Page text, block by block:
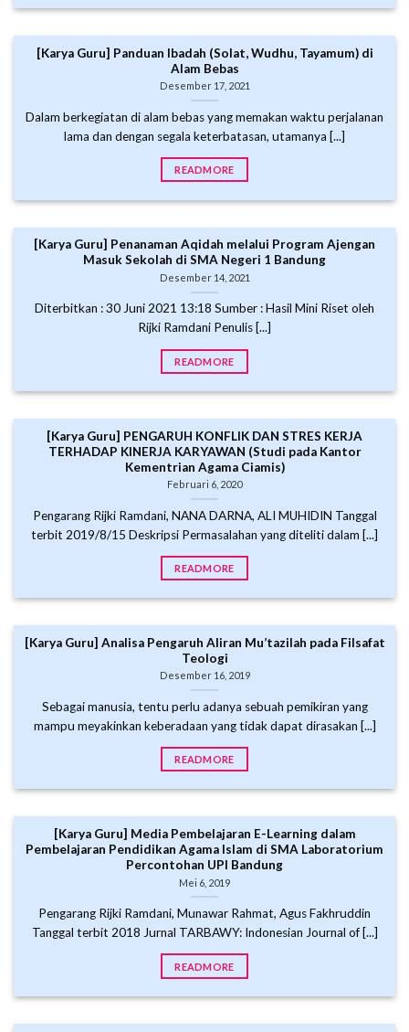
[Karya Guru] Panduan Ibadah (Solat, Wudhu, Tayamum) di
Alam Bebas
Desember 17, 2021
Dalam berkegiatan di alam bebas yang memakan waktu perjalanan
lama dan dengan segala keterbatasan, utamanya [...]
READMORE
[Karya Guru] Penanaman Aqidah melalui Program Ajengan
Masuk Sekolah di SMA Negeri 1 Bandung
Desember 14, 2021
Diterbitkan : 30 Juni 2021 13:18 Sumber : Hasil Mini Riset oleh
Rijki Ramdani Penulis [...]
READMORE
[Karya Guru] PENGARUH KONFLIK DAN STRES KERJA
TERHADAP KINERJA KARYAWAN (Studi pada Kantor
Kementrian Agama Ciamis)
Februari 6, 2020
Pengarang Rijki Ramdani, NANA DARNA, ALI MUHIDIN Tanggal
terbit 2019/8/15 Deskripsi Permasalahan yang diteliti dalam [...]
READMORE
[Karya Guru] Analisa Pengaruh Aliran Mu’tazilah pada Filsafat
Teologi
Desember 16, 2019
Sebagai manusia, tentu perlu adanya sebuah pemikiran yang
mampu meyakinkan keberadaan yang tidak dapat dirasakan [...]
READMORE
[Karya Guru] Media Pembelajaran E-Learning dalam
Pembelajaran Pendidikan Agama Islam di SMA Laboratorium
Percontohan UPI Bandung
Mei 6, 2019
Pengarang Rijki Ramdani, Munawar Rahmat, Agus Fakhruddin
Tanggal terbit 2018 Jurnal TARBAWY: Indonesian Journal of [...]
READMORE